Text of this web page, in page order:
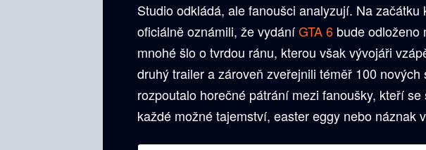
Studio odkládá, ale fanoušci analyzují. Na
oficiálně oznámili, že vydáníGTA 6 bude odloženo
mnohé šlo o tvrdou ránu, kterou však vývojáři
druhý trailer a zároveň zveřejnili téměř 100
rozpoutalo horečné pátrání mezi fanoušky, kteří
každé možné tajemství, easter eggy nebo náznak